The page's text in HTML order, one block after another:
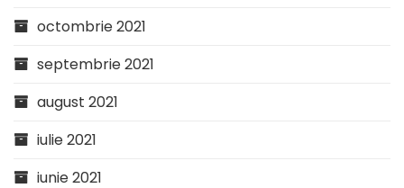
octombrie 2021
septembrie 2021
august 2021
iulie 2021
iunie 2021